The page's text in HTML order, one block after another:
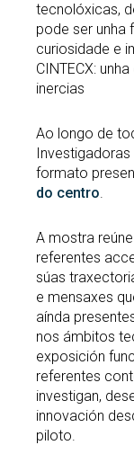
tecnolóxicas,
pode ser unha
curiosidade e
CINTECX:
inercias
Ao longo de
formato
do centro.
A mostra
referentes
súas
e mensaxes
aínda
nos ámbitos
exposición
referentes
investigan,
innovación
piloto.